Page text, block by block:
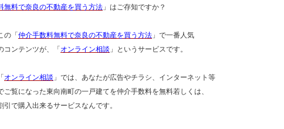
無料で奈良の不動産を買う方法 」はご存知ですか？
の「 仲介手数料無料で奈良の不動産を買う方法 」で一番人気
コンテンツが、「 オンライン相談 」というサービスです。
「 オンライン相談 」では、あなたが広告やチラシ、インターネット等
ご覧になった東向南町の一戸建てを仲介手数料を無料若しくは、
引で購入出来るサービスなんです。